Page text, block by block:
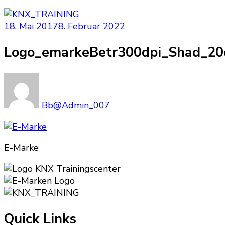
18. Mai 20178. Februar 2022
Bb@Admin_007
E-Marke
Quick Links